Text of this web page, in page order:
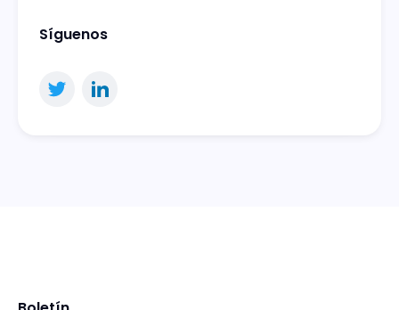
Síguenos